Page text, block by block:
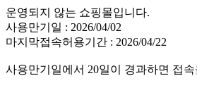
운영되지 않는 쇼핑몰입니다.
사용만기일 : 2026/04/02
마지막접속허용기간 : 2026/04/22
사용만기일에서 20일이 경과하면 접